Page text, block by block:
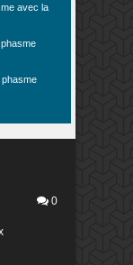
avec la
phasme
0